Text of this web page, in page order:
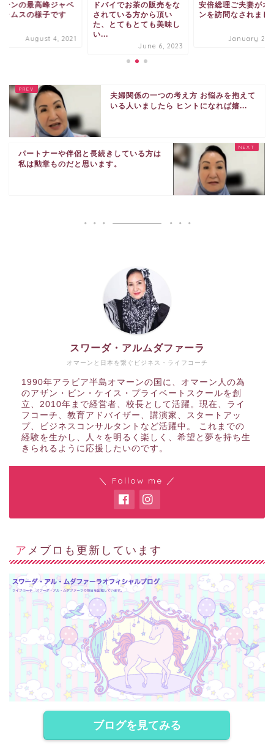
ーンの最高峰ジャベ
ャムスの様子です
August 4, 2021
ドバイでお茶の販売をな
されている方から頂い
た、とてもとても美味し
い...
June 6, 2023
安倍総理ご夫妻がオ
ンを訪問なされまし
January 29,
夫婦関係の一つの考え方 お悩みを抱えて
いる人いましたら ヒントになれば嬉...
パートナーや伴侶と長続きしている方は
私は勲章ものだと思います。
オマーンと日本を繋ぐビジネス・ライフコーチ
スワーダ・アルムダファーラ
1990年アラビア半島オマーンの国に、オマーン人の為
のアザン・ビン・ケイス・プライベートスクールを創
立、2010年まで経営者、校長として活躍。現在、ライ
フコーチ、教育アドバイザー、講演家、スタートアッ
プ、ビジネスコンサルタントなど活躍中。 これまでの
経験を生かし、人々を明るく楽しく、希望と夢を持ち生
きられるように応援したいのです。
＼ Follow me ／
アメブロも更新しています
ブログを見てみる